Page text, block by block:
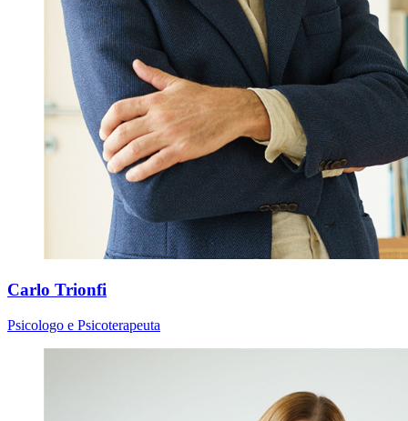
Carlo Trionfi
Psicologo e Psicoterapeuta